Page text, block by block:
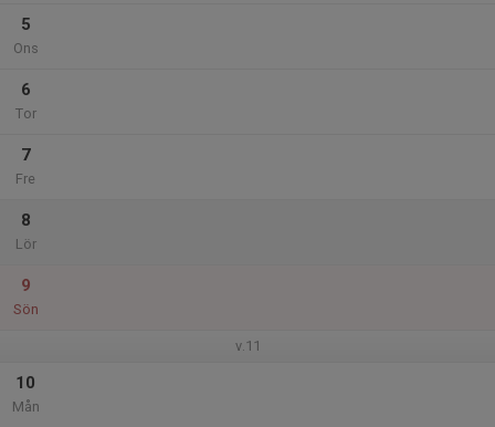
5
Ons
6
Tor
7
Fre
8
Lör
9
Sön
v.11
10
Mån